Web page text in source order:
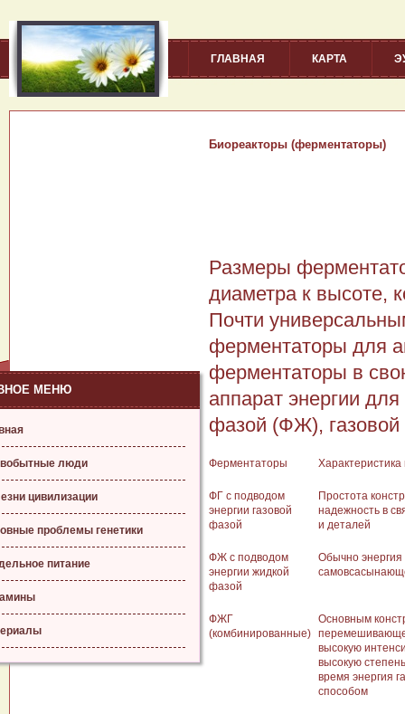
ГЛАВНАЯ КАРТА
МЕНЮ
люди
цивилизации
проблемы генетики
питание
Биореакторы (ферментаторы)
Размеры
диаметра к высоте,
Почти
ферментаторы для
ферментаторы в
аппарат энергии
фазой (ФЖ),
Ферментаторы Характеристика
ФГ с подводом
энергии газовой
фазой
Простота
надежность в
и деталей
ФЖ с подводом
энергии жидкой
фазой
Обычно
ФЖГ
(комбинированные)
Основным
высокую
высокую
время энергия
способом